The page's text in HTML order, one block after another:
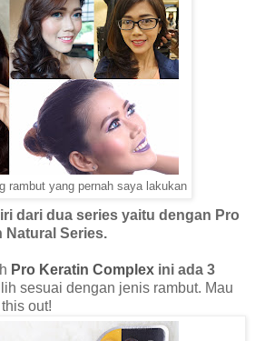
rambut yang pernah saya lakukan
dari dua series yaitu dengan Pro
Natural Series.
Pro Keratin Complex ini ada 3
sesuai dengan jenis rambut. Mau
out!